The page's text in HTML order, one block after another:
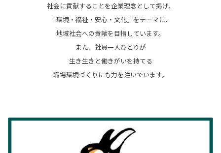
社会に貢献することを企業理念として掲げ、
「環境・福祉・安心・文化」をテーマに、
地域社会への貢献を目指しています。
また、社員一人ひとりが
生き生きと働きがいを持てる
職場環境づくりにも力を注いでいます。